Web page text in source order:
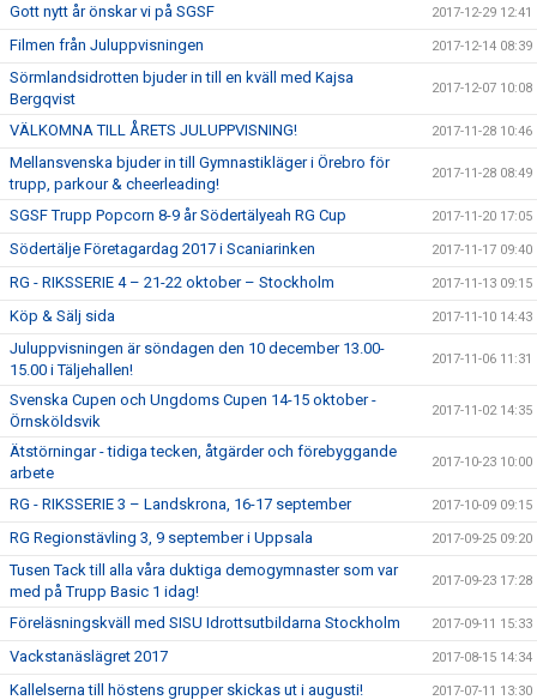
Gott nytt år önskar vi på SGSF 2017-12-29 12:41
Filmen från Juluppvisningen 2017-12-14 08:39
Sörmlandsidrotten bjuder in till en kväll med Kajsa
Bergqvist
2017-12-07 10:08
VÄLKOMNA TILL ÅRETS JULUPPVISNING! 2017-11-28 10:46
Mellansvenska bjuder in till Gymnastikläger i Örebro för
trupp, parkour & cheerleading!
2017-11-28 08:49
SGSF Trupp Popcorn 8-9 år Södertälyeah RG Cup 2017-11-20 17:05
Södertälje Företagardag 2017 i Scaniarinken 2017-11-17 09:40
RG - RIKSSERIE 4 – 21-22 oktober – Stockholm 2017-11-13 09:15
Köp & Sälj sida 2017-11-10 14:43
Juluppvisningen är söndagen den 10 december 13.00-
15.00 i Täljehallen!
2017-11-06 11:31
Svenska Cupen och Ungdoms Cupen 14-15 oktober -
Örnsköldsvik
2017-11-02 14:35
Ätstörningar - tidiga tecken, åtgärder och förebyggande
arbete
2017-10-23 10:00
RG - RIKSSERIE 3 – Landskrona, 16-17 september 2017-10-09 09:15
RG Regionstävling 3, 9 september i Uppsala 2017-09-25 09:20
Tusen Tack till alla våra duktiga demogymnaster som var
med på Trupp Basic 1 idag!
2017-09-23 17:28
Föreläsningskväll med SISU Idrottsutbildarna Stockholm 2017-09-11 15:33
Vackstanäslägret 2017 2017-08-15 14:34
Kallelserna till höstens grupper skickas ut i augusti! 2017-07-11 13:30